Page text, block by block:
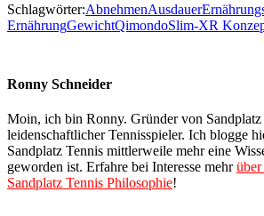
Schlagwörter:AbnehmenAusdauer
ErnährungGewichtQimondoSlim-XR
Ronny Schneider
Moin, ich bin Ronny. Gründer von Sandplatz
leidenschaftlicher Tennisspieler. Ich blogge
Sandplatz Tennis mittlerweile mehr eine
geworden ist. Erfahre bei Interesse mehr
Sandplatz Tennis Philosophie!